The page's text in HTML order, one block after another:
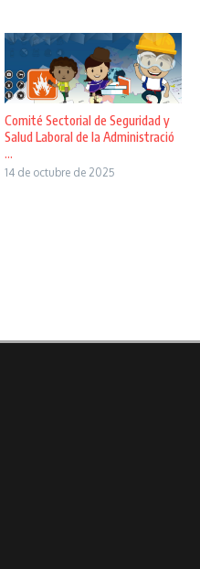
Comité Sectorial de Seguridad y
Salud Laboral de la Administració
...
14 de octubre de 2025